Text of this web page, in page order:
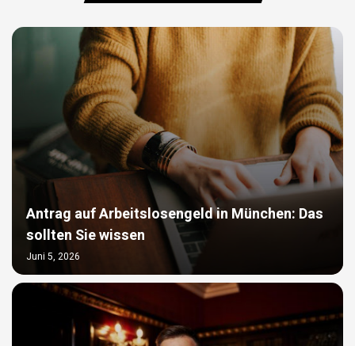
Antrag auf Arbeitslosengeld in München: Das
sollten Sie wissen
Juni 5, 2026